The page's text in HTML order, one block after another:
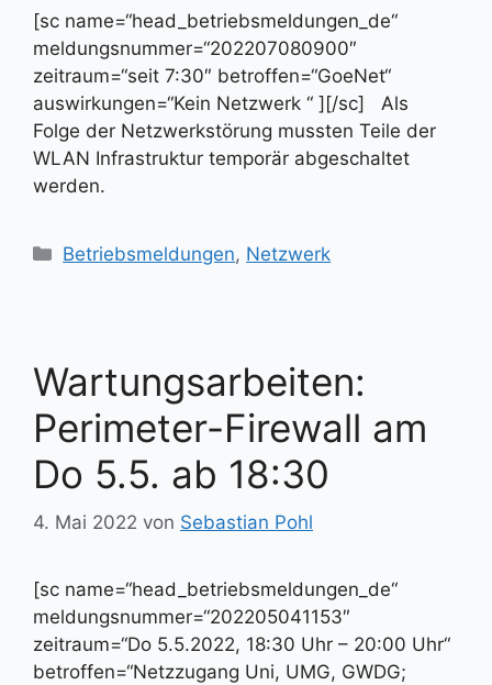
[sc name=“head_betriebsmeldungen_de“
meldungsnummer=“202207080900″
zeitraum=“seit 7:30″ betroffen=“GoeNet“
auswirkungen=“Kein Netzwerk “ ][/sc] Als
Folge der Netzwerkstörung mussten Teile der
WLAN Infrastruktur temporär abgeschaltet
werden.
Kategorien
Betriebsmeldungen, Netzwerk
Wartungsarbeiten:
Perimeter-Firewall am
Do 5.5. ab 18:30
4. Mai 2022 von Sebastian Pohl
[sc name=“head_betriebsmeldungen_de“
meldungsnummer=“202205041153″
zeitraum=“Do 5.5.2022, 18:30 Uhr – 20:00 Uhr“
betroffen=“Netzzugang Uni, UMG, GWDG;